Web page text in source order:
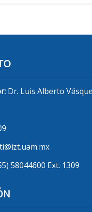
Dr. Luis Alberto
58044600 Ext. 1309